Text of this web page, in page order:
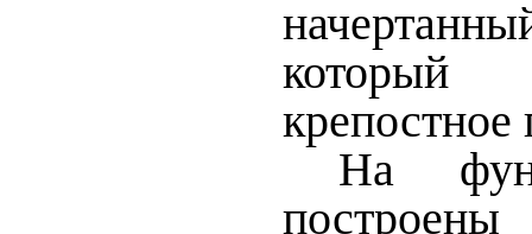
крепостное
На